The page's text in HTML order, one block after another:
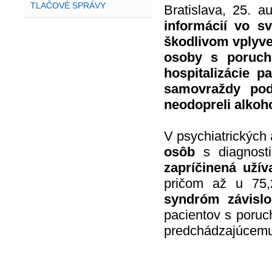
TLAČOVÉ SPRÁVY
Bratislava, 25.
informácií vo
škodlivom
osoby s
hospitalizácie
samovraždy
neodopreli
V
osôbs
zapríčinená
pričom až u
syndróm
pacientov s